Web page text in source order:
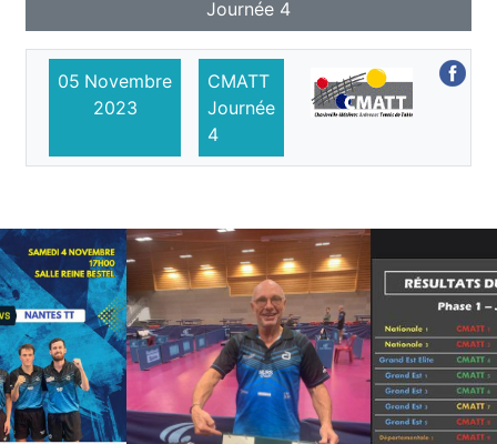
Journée 4
05 Novembre
2023
CMATT
Journée
4